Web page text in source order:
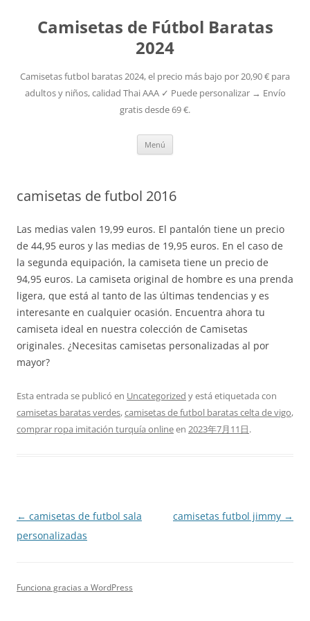
Camisetas de Fútbol Baratas
2024
Camisetas futbol baratas 2024, el precio más bajo por 20,90 € para
adultos y niños, calidad Thai AAA ✓ Puede personalizar → Envío
gratis desde 69 €.
Menú
camisetas de futbol 2016
Las medias valen 19,99 euros. El pantalón tiene un precio
de 44,95 euros y las medias de 19,95 euros. En el caso de
la segunda equipación, la camiseta tiene un precio de
94,95 euros. La camiseta original de hombre es una prenda
ligera, que está al tanto de las últimas tendencias y es
interesante en cualquier ocasión. Encuentra ahora tu
camiseta ideal en nuestra colección de Camisetas
originales. ¿Necesitas camisetas personalizadas al por
mayor?
Esta entrada se publicó en Uncategorized y está etiquetada con
camisetas baratas verdes,camisetas de futbol baratas celta de vigo,
comprar ropa imitación turquía onlineen 2023年7月11日.
Navegación
de
← camisetas de futbol sala
personalizadas
camisetas futbol jimmy →
Funciona gracias a WordPress